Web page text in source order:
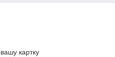
картку